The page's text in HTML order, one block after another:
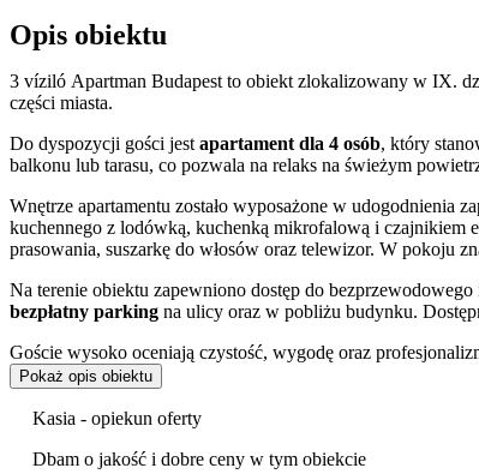
Opis obiektu
3 víziló Apartman Budapest to obiekt zlokalizowany w IX.
części miasta.
Do dyspozycji gości jest apartament dla 4 osób, który
balkonu lub tarasu, co pozwala na relaks na świeżym
Wnętrze apartamentu zostało wyposażone w udogodnienia
kuchennego z lodówką, kuchenką mikrofalową i czajnikiem
prasowania, suszarkę do włosów oraz telewizor. W pokoju
Na terenie obiektu zapewniono dostęp do
bezpłatny parking na ulicy oraz w pobliżu budynku.
Goście wysoko oceniają czystość, wygodę oraz
Obiekt położony jest przy ulicy Toronyház. Dogodną
około 900 m od apartamentu.
W okolicy znajdują się liczne atrakcje stolicy Węgier. Warto
Pokaż opis obiektu
Kasia - opiekun oferty
Dbam o jakość i dobre ceny w tym obiekcie